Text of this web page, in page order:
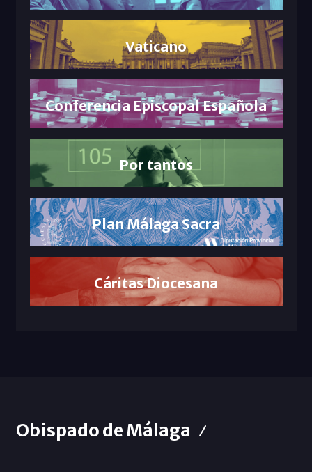
Vaticano
Conferencia Episcopal Española
Por tantos
Plan Málaga Sacra
Cáritas Diocesana
Obispado de Málaga